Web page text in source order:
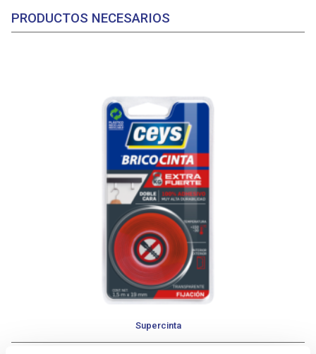
PRODUCTOS NECESARIOS
Supercinta